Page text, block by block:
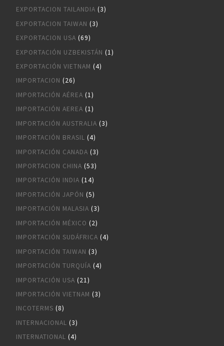
EXPORTACION TAILANDIA (3)
EXPORTACION TAIWAN (3)
EXPORTACION USA (69)
EXPORTACIÓN UZBEKISTÁN (1)
EXPORTACIÓN VIETNAM (4)
IMPORTACION (26)
IMPORTACIÓN AÉREA (1)
IMPORTACIÓN AEREA (1)
IMPORTACIÓN AUSTRALIA (3)
IMPORTACIÓN BRASIL (4)
IMPORTACIÓN CANADA (3)
IMPORTACION CHINA (53)
IMPORTACIÓN INDIA (14)
IMPORTACIÓN JAPÓN (5)
IMPORTACIÓN MALASIA (3)
IMPORTACIÓN MÉXICO (2)
IMPORTACIÓN SUDÁFRICA (4)
IMPORTACIÓN TAIWAN (3)
IMPORTACIÓN TURQUÍA (4)
IMPORTACIÓN USA (21)
IMPORTACIÓN VIETNAM (3)
INCOTERMS (8)
INTERNACIONAL (3)
INTERNATIONAL (4)